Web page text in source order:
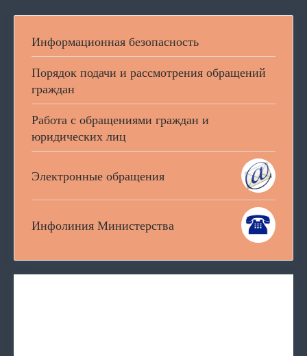
Информационная безопасность
Порядок подачи и рассмотрения обращений
граждан
Работа с обращениями граждан и
юридических лиц
Электронные обращения
Инфолиния Министерства